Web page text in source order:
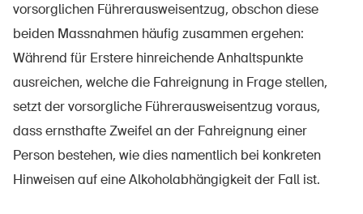
Media
Sinus Plus
Campagne
vorsorglichen Führerausweisentzug, obschon diese
beiden Massnahmen häufig zusammen ergehen:
Während für Erstere hinreichende Anhaltspunkte
ausreichen, welche die Fahreignung in Frage stellen,
setzt der vorsorgliche Führerausweisentzug voraus,
dass ernsthafte Zweifel an der Fahreignung einer
Person bestehen, wie dies namentlich bei konkreten
Hinweisen auf eine Alkoholabhängigkeit der Fall ist.